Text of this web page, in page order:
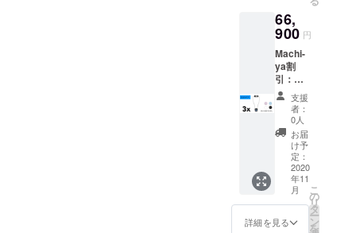
用説明
書 1冊
送料：
無料
カ
ラー：
ブラッ
ク、ホ
ワイ
ト、ピ
ンク、
ブルー
の4色か
ら選択
内容：
POLAR
SEAL
GEMM
2個
USB充
電ケー
66,
900 円
Machi-
ya割
引：
55.3%
オフ！
POLAR
SEAL
GEMM
3個
本体価
格：
149700
円
→6690
支援
者：
0人
お届
け予
定：
2020
年11
月
詳細を見る
こ
の
リ
タ
ー
ン
を